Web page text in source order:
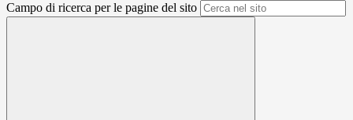
Campo di ricerca per le pagine del sito